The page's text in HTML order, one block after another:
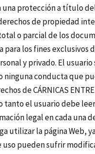
una protección a título
de propiedad
o parcial de los
para los fines exclusivos
y privado. El
ninguna conducta que
de CÁRNICAS
tanto el usuario debe
legal en cada una
utilizar la página Web,
uso pueden sufrir